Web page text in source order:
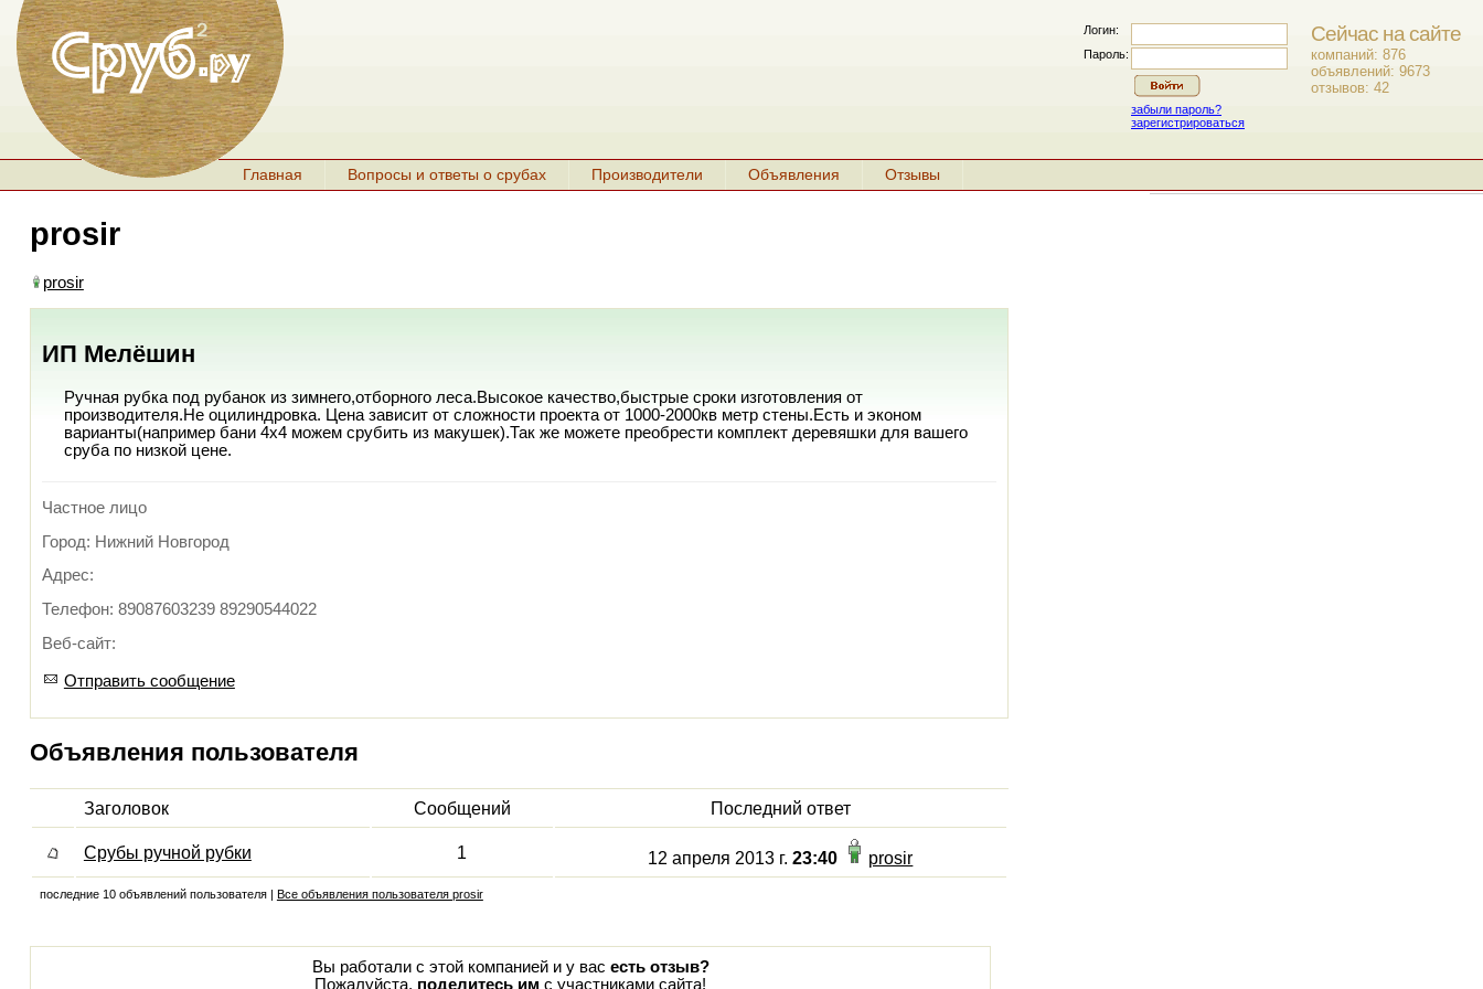
Главная Вопросы и ответы о срубах Производители Объявления Отзывы
Сейчас на сайте
компаний: 876
объявлений: 9673
отзывов: 42
Логин:
Пароль:
забыли пароль?
зарегистрироваться
prosir
prosir
ИП Мелёшин
Ручная рубка под рубанок из зимнего,отборного леса.Высокое качество,быстрые сроки изготовления от
производителя.Не оцилиндровка. Цена зависит от сложности проекта от 1000-2000кв метр стены.Есть и эконом
варианты(например бани 4х4 можем срубить из макушек).Так же можете преобрести комплект деревяшки для вашего
сруба по низкой цене.
Частное лицо
Город: Нижний Новгород
Адрес:
Телефон: 89087603239 89290544022
Веб-сайт:
Отправить сообщение
Объявления пользователя
Заголовок Сообщений Последний ответ
Срубы ручной рубки 1 12 апреля 2013 г.23:40 prosir
последние 10 объявлений пользователя | Все объявления пользователя prosir
Вы работали с этой компанией и у вас есть отзыв?
Пожалуйста, поделитесь им с участниками сайта!